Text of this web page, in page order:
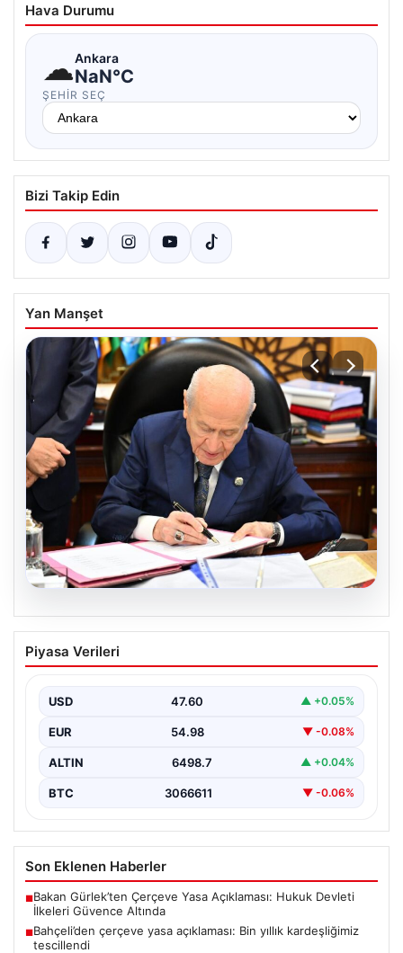
Hava Durumu
☁Ankara
NaN°C
ŞEHIR SEÇ
Bizi Takip Edin
Yan Manşet
Bahçeli’den çerçeve yasa açıklaması:
Bin yıllık kardeşliğimiz tescillendi
Piyasa Verileri
USD 47.60 ▲ +0.05%
EUR 54.98 ▼ -0.08%
ALTIN 6498.7 ▲ +0.04%
BTC 3066611 ▼ -0.06%
Son Eklenen Haberler
■Bakan Gürlek’ten Çerçeve Yasa Açıklaması: Hukuk Devleti
İlkeleri Güvence Altında
■Bahçeli’den çerçeve yasa açıklaması: Bin yıllık kardeşliğimiz
tescillendi